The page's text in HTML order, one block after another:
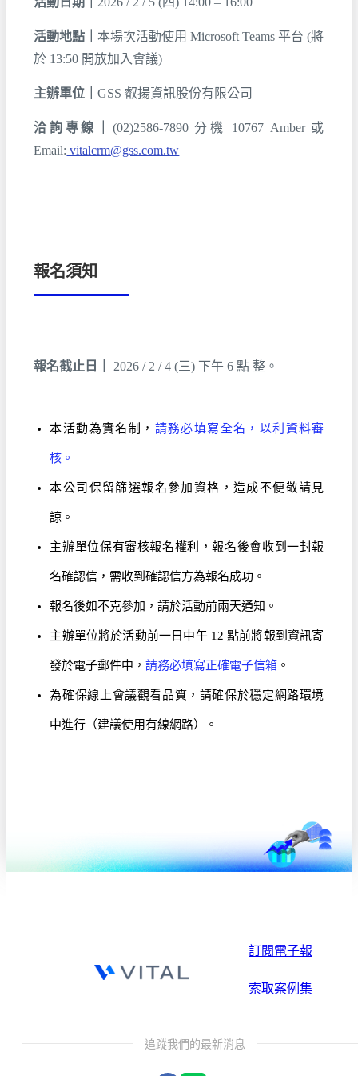
活動地點｜本場次活動使用 Microsoft Teams 平台 (將
於 13:50 開放加入會議)
主辦單位｜GSS 叡揚資訊股份有限公司
洽詢專線｜ (02)2586-7890 分機 10767 Amber 或
Email: vitalcrm@gss.com.tw
報名須知
報名截止日｜ 2026 / 2 / 4 (三) 下午 6 點 整。
本活動為實名制， 請務必填寫全名，以利資料審
核。
本公司保留篩選報名參加資格，造成不便敬請見
諒。
主辦單位保有審核報名權利，報名後會收到一封報
名確認信，需收到確認信方為報名成功。
報名後如不克參加，請於活動前兩天通知。
主辦單位將於活動前一日中午 12 點前將報到資訊寄
發於電子郵件中，請務必填寫正確電子信箱 。
為確保線上會議觀看品質，請確保於穩定網路環境
中進行（建議使用有線網路）。
訂閱電子報
索取案例集
追蹤我們的最新消息